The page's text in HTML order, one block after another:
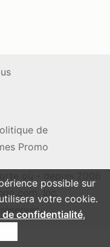
possible sur
votre cookie.
confidentialité,
de
Promo
Inc.